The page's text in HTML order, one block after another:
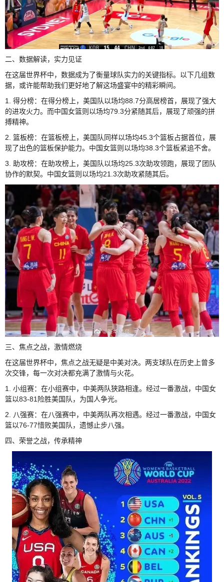
二、数据解读，实力见证
在这届世界杯中，数据成为了衡量球队实力的关键指标。以下几组数
据，或许能帮助我们更好地了解这场盛宴中的精彩瞬间。
1. 得分榜：在得分榜上，美国队以场均88.7分高居榜首，展现了强大
的进攻火力。而中国女篮则以场均79.3分紧随其后，展现了顽强的拼
搏精神。
2. 篮板榜：在篮板榜上，美国队同样以场均45.3个篮板占据首位，展
现了出色的篮板保护能力。中国女篮则以场均38.3个篮板紧追不舍。
3. 助攻榜：在助攻榜上，美国队以场均25.3次助攻领跑，展现了团队
协作的默契。中国女篮则以场均21.3次助攻紧随其后。
三、焦点之战，激情燃烧
在这届世界杯中，焦点之战无疑是中美对决。两支球队在历史上曾多
次交锋，每一次对决都充满了激情与火花。
1. 小组赛：在小组赛中，中美两队狭路相逢。经过一番激战，中国女
篮以83-81险胜美国队，为国人争光。
2. 八强赛：在八强赛中，中美两队再次相遇。经过一番激战，中国女
篮以76-77惜败美国队，遗憾止步八强。
四、荣誉之战，传承精神